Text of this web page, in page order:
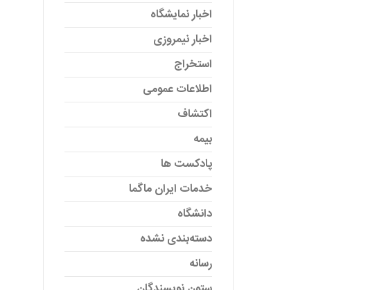
اخبار نمایشگاه
اخبار نیمروزی
استخراج
اطلاعات عمومی
اکتشاف
بیمه
پادکست ها
خدمات ایران ماگما
دانشگاه
دسته‌بندی نشده
رسانه